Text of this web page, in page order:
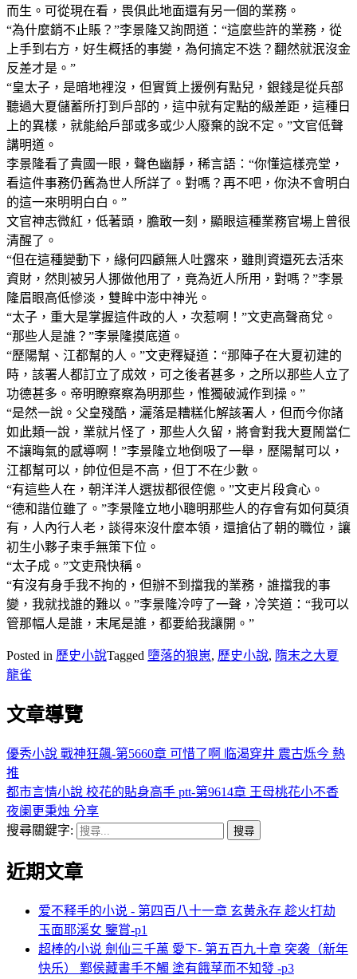
而生。可從現在看，畏俱此地面還有另一個的業務。
“為什麼銷不止賬？”李景隆又詢問道：“這麼些許的業務，從
上手到右方，好生概括的事變，為何搞定不迭？翻然就泯沒金
反差才是。”
“皇太子，是暗地裡沒，但實質上援例有點兒，銀錢是從兵部
聽過大夏儲蓄所打到戶部的，這中就有定點的級差距，這種日
上的異樣，就能給戶部或多或少人廢棄的說不定。”文官低聲
講明道。
李景隆看了貴國一眼，聲色幽靜，稀言語：“你懂這樣亮堂，
看這件事務仍舊為世人所詳了。對嗎？再不吧，你決不會明白
的這一來明明白白。”
文官神志微紅，低著頭，膽敢一刻，顯眼這種業務官場上曾很
清醒了。
“但在這種變動下，緣何四顧無人吐露來，雖則資還死去活來
資財，然則被另人挪做他用了，竟為近人所用，對嗎？”李景
隆眉眼高低慘淡，雙眸中澎中神光。
“太子，重大是掌握這件政的人，次惹啊！”文吏高聲商兌。
“那些人是誰？”李景隆摸底道。
“歷陽幫、江都幫的人。”文吏釋疑道：“那陣子在大夏初建的
時，該署人都訂立了成效，可之後者甚多，之所以那些人立了
功德甚多。帝明瞭察察為明那些，惟獨破滅作到操。”
“是然一說。父皇殘酷，灑落是糟糕化解該署人，但而今你諸
如此類一說，業就片怪了，那些人久留，將會對我大夏鬧當仁
不讓晦氣的感導啊！”李景隆立地倒吸了一舉，歷陽幫可以，
江都幫可以，帥位但是不高，但丁不在少數。
“有這些人在，朝洋洋人選拔都很倥傯。”文吏片段貪心。
“德和諧位雖了。”李景隆立地小聰明那些人的存會有如何莫須
有，人內行人老，談得來沒什麼本領，還搶佔了朝的職位，讓
初生小夥子束手無策下位。
“太子成。”文吏飛快稱。
“有沒有身手我不拘的，但辦不到擋我的業務，誰擋我的事
變，我就找誰的難以。”李景隆冷哼了一聲，冷笑道：“我可以
管那幅人是誰，末尾是誰，都要給我讓開。”
Posted in 歷史小說Tagged 墮落的狼崽, 歷史小說, 隋末之大夏
龍雀
文章導覽
優秀小說 戰神狂飆-第5660章 可惜了啊 临渴穿井 震古烁今 熱
推
都市言情小說 校花的貼身高手 ptt-第9614章 王母桃花小不香
夜阑更秉烛 分享
搜尋關鍵字:
近期文章
爱不释手的小说 - 第四百八十一章 玄黄永存 趁火打劫
玉面耶溪女 鑒賞-p1
超棒的小说 劍仙三千萬 愛下- 第五百九十章 突袭（新年
快乐） 鄴侯藏書手不觸 塗有餓莩而不知發 -p3